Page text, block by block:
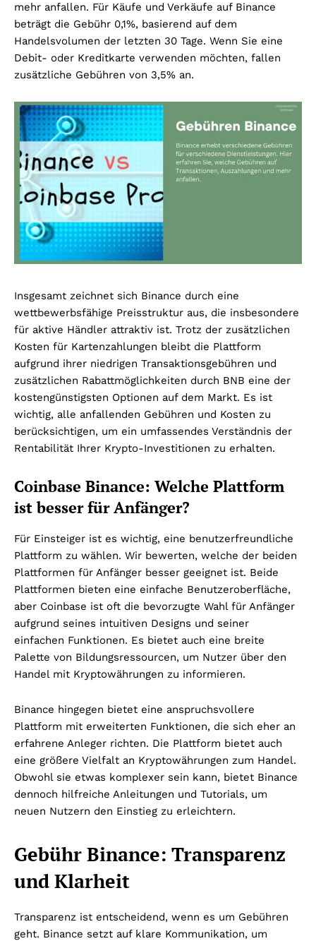
mehr anfallen. Für Käufe und Verkäufe auf Binance
beträgt die Gebühr 0,1%, basierend auf dem
Handelsvolumen der letzten 30 Tage. Wenn Sie eine
Debit- oder Kreditkarte verwenden möchten, fallen
zusätzliche Gebühren von 3,5% an.
Insgesamt zeichnet sich Binance durch eine
wettbewerbsfähige Preisstruktur aus, die insbesondere
für aktive Händler attraktiv ist. Trotz der zusätzlichen
Kosten für Kartenzahlungen bleibt die Plattform
aufgrund ihrer niedrigen Transaktionsgebühren und
zusätzlichen Rabattmöglichkeiten durch BNB eine der
kostengünstigsten Optionen auf dem Markt. Es ist
wichtig, alle anfallenden Gebühren und Kosten zu
berücksichtigen, um ein umfassendes Verständnis der
Rentabilität Ihrer Krypto-Investitionen zu erhalten.
Coinbase Binance: Welche Plattform
ist besser für Anfänger?
Für Einsteiger ist es wichtig, eine benutzerfreundliche
Plattform zu wählen. Wir bewerten, welche der beiden
Plattformen für Anfänger besser geeignet ist. Beide
Plattformen bieten eine einfache Benutzeroberfläche,
aber Coinbase ist oft die bevorzugte Wahl für Anfänger
aufgrund seines intuitiven Designs und seiner
einfachen Funktionen. Es bietet auch eine breite
Palette von Bildungsressourcen, um Nutzer über den
Handel mit Kryptowährungen zu informieren.
Binance hingegen bietet eine anspruchsvollere
Plattform mit erweiterten Funktionen, die sich eher an
erfahrene Anleger richten. Die Plattform bietet auch
eine größere Vielfalt an Kryptowährungen zum Handel.
Obwohl sie etwas komplexer sein kann, bietet Binance
dennoch hilfreiche Anleitungen und Tutorials, um
neuen Nutzern den Einstieg zu erleichtern.
Gebühr Binance: Transparenz
und Klarheit
Transparenz ist entscheidend, wenn es um Gebühren
geht. Binance setzt auf klare Kommunikation, um